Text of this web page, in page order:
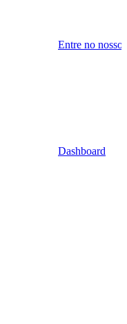
Entre no nosso
Dashboard